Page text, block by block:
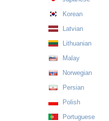
Korean
Latvian
Lithuanian
Malay
Norwegian
Persian
Polish
Portuguese